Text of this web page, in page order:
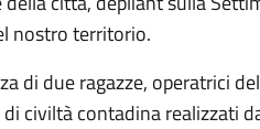
nostro territorio.
di due ragazze, operatrici
civiltà contadina realizzati